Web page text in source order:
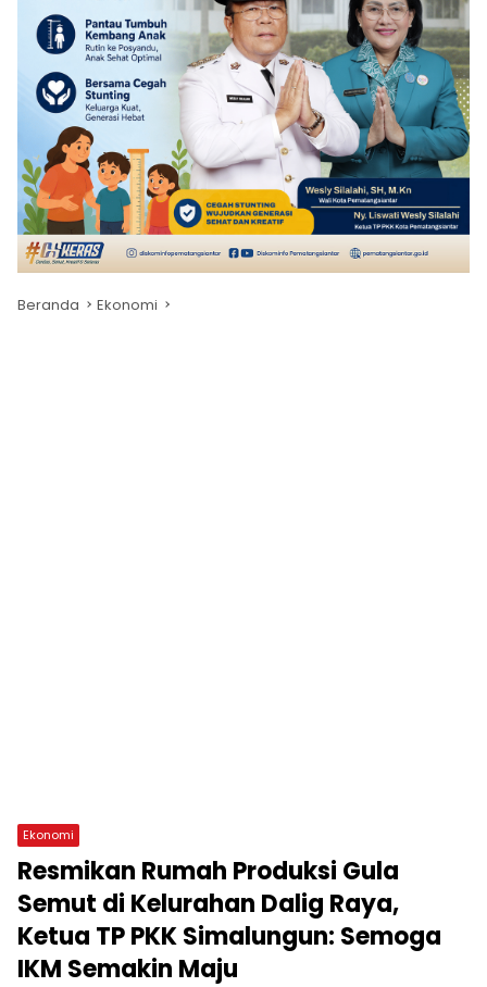
Beranda Ekonomi
Ekonomi
Resmikan Rumah Produksi Gula
Semut di Kelurahan Dalig Raya,
Ketua TP PKK Simalungun: Semoga
IKM Semakin Maju